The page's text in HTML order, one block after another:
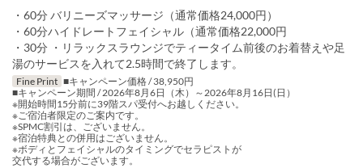
・60分 バリニーズマッサージ（通常価格24,000円）
・60分ハイドレートフェイシャル（通常価格22,000円
・30分 ・リラックスラウンジでティータイム前後のお着替えや足
湯のサービスを入れて2.5時間で終了します。
Fine Print ■キャンペーン価格 / 38,950円
■キャンペーン期間 / 2026年8月6日（木）～2026年8月16日(日）
※開始時間15分前に39階スパ受付へお越しください。
※ご宿泊者限定のご案内です。
※SPMC割引は、ございません。
※宿泊特典との併用はございません。
※ボディとフェイシャルのタイミングでセラピストが
交代する場合がございます。